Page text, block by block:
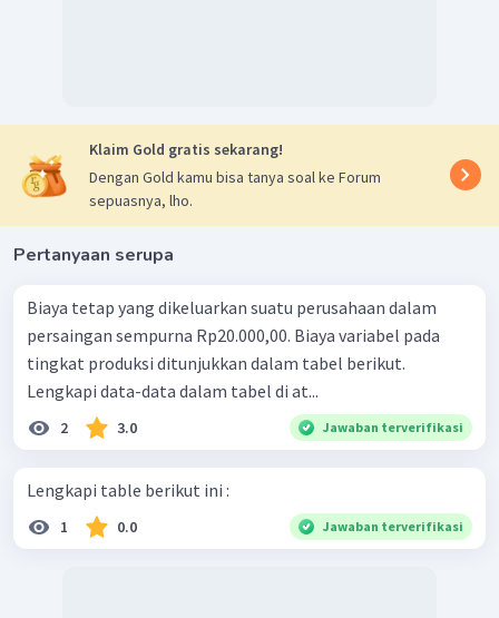
Klaim Gold gratis sekarang!
Dengan Gold kamu bisa tanya soal ke Forum
sepuasnya, lho.
Pertanyaan serupa
Biaya tetap yang dikeluarkan suatu perusahaan dalam
persaingan sempurna Rp20.000,00. Biaya variabel pada
tingkat produksi ditunjukkan dalam tabel berikut.
Lengkapi data-data dalam tabel di at...
2 3.0 Jawaban terverifikasi
Lengkapi table berikut ini :
1 0.0 Jawaban terverifikasi